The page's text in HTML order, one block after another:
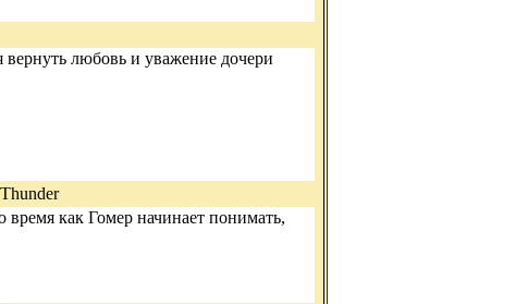
вернуть любовь и уважение дочери
как Гомер начинает понимать,